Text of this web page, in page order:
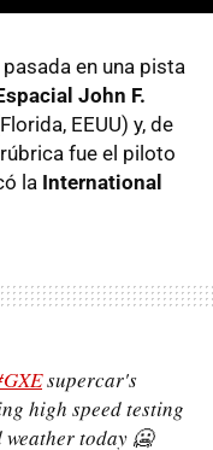
en una pista
John F.
EEUU) y, de
fue el piloto
la International
supercar's
high speed testing
today 🥶